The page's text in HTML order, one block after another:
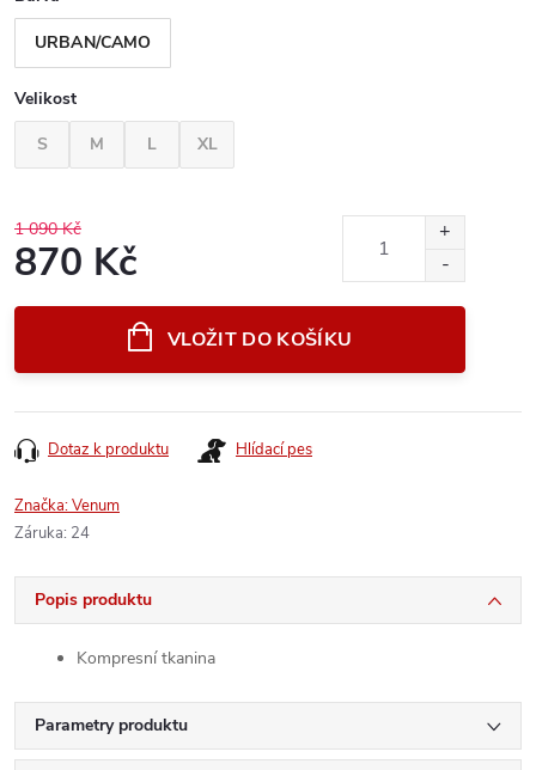
URBAN/CAMO
Velikost
S
M L XL
1 090 Kč
870 Kč
VLOŽIT DO KOŠÍKU
Dotaz k produktu Hlídací pes
Značka:Venum
Záruka: 24
Popis produktu
Kompresní tkanina
Parametry produktu